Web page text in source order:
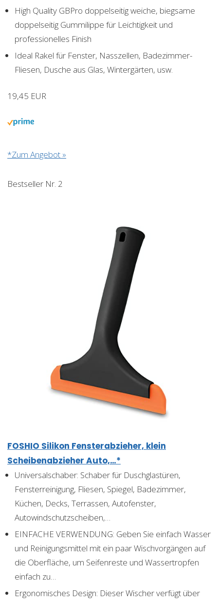
High Quality GBPro doppelseitig weiche, biegsame
doppelseitig Gummilippe für Leichtigkeit und
professionelles Finish
Ideal Rakel für Fenster, Nasszellen, Badezimmer-
Fliesen, Dusche aus Glas, Wintergärten, usw.
19,45 EUR
*Zum Angebot »
Bestseller Nr. 2
FOSHIO Silikon Fensterabzieher, klein
Scheibenabzieher Auto,…*
Universalschaber: Schaber für Duschglastüren,
Fensterreinigung, Fliesen, Spiegel, Badezimmer,
Küchen, Decks, Terrassen, Autofenster,
Autowindschutzscheiben,…
EINFACHE VERWENDUNG: Geben Sie einfach Wasser
und Reinigungsmittel mit ein paar Wischvorgängen auf
die Oberfläche, um Seifenreste und Wassertropfen
einfach zu…
Ergonomisches Design: Dieser Wischer verfügt über